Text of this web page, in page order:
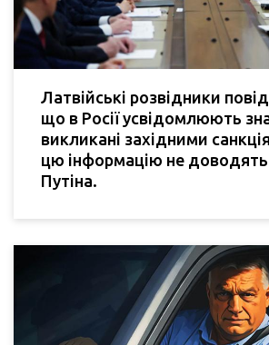
Латвійські розвідники
що в Росії усвідомлюють
викликані західними
цю інформацію не
Путіна.